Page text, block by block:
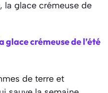
crémeuse de l’été